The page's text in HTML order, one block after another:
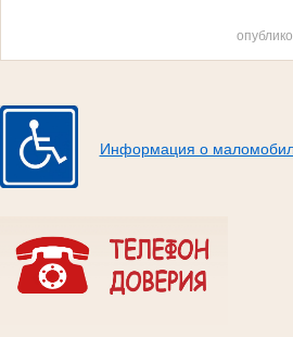
Информация о